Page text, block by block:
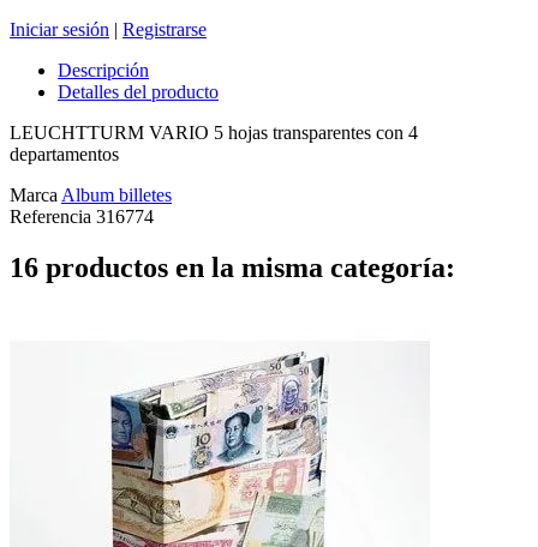
Iniciar sesión | Registrarse
Descripción
Detalles del producto
LEUCHTTURM VARIO 5 hojas transparentes con 4
departamentos
Marca Album billetes
Referencia 316774
16 productos en la misma categoría: